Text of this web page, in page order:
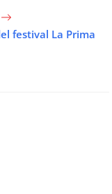
festival La Prima